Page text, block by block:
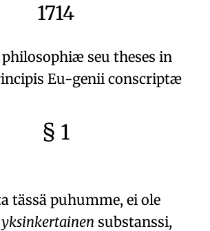
1714
seu theses in
Eu-genii conscriptæ
§ 1
tässä puhumme, ei ole
yksinkertainen substanssi,